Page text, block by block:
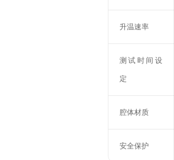
升温速率
测试时间设
定
腔体材质
安全保护